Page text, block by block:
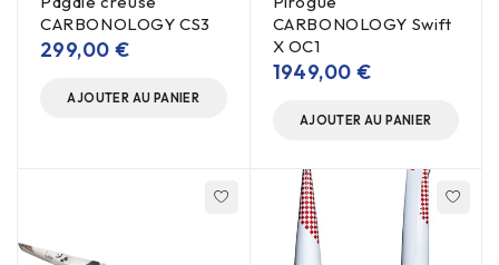
CARBONOLOGY CS3
299,00 €
AJOUTER AU PANIER
CARBONOLOGY Swift
X OC1
1949,00 €
AJOUTER AU PANIER